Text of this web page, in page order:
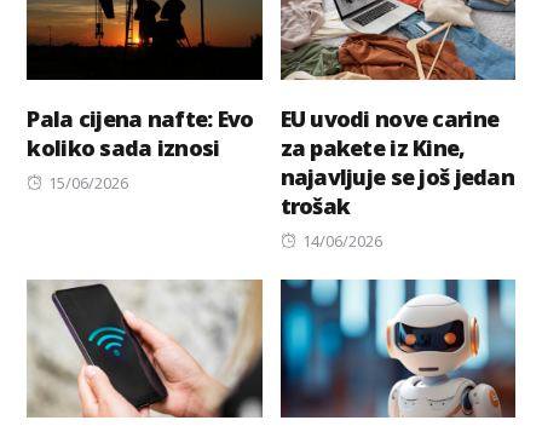
Pala cijena nafte: Evo
koliko sada iznosi
Posted
15/06/2026
EU uvodi nove carine
za pakete iz Kine,
najavljuje se još jedan
trošak
Posted
14/06/2026